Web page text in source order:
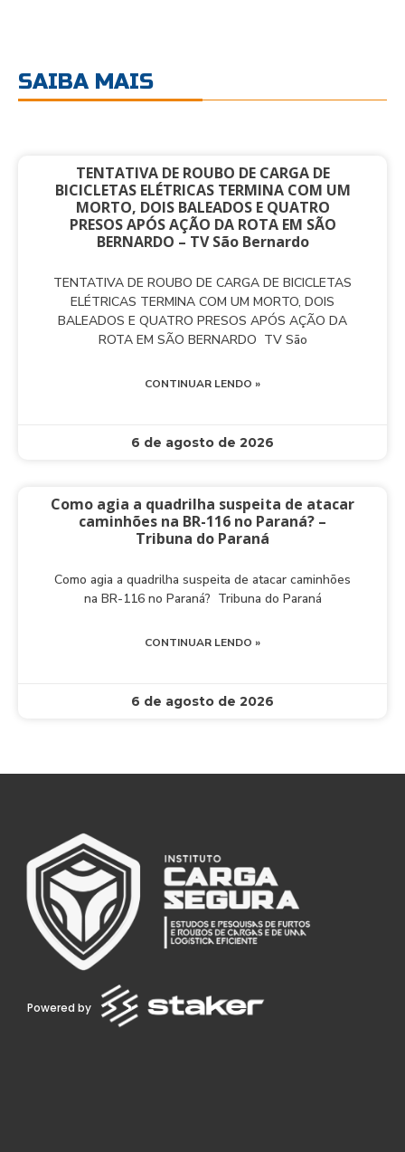
SAIBA MAIS
TENTATIVA DE ROUBO DE CARGA DE
BICICLETAS ELÉTRICAS TERMINA COM UM
MORTO, DOIS BALEADOS E QUATRO
PRESOS APÓS AÇÃO DA ROTA EM SÃO
BERNARDO – TV São Bernardo
TENTATIVA DE ROUBO DE CARGA DE BICICLETAS
ELÉTRICAS TERMINA COM UM MORTO, DOIS
BALEADOS E QUATRO PRESOS APÓS AÇÃO DA
ROTA EM SÃO BERNARDO TV São
CONTINUAR LENDO »
6 de agosto de 2026
Como agia a quadrilha suspeita de atacar
caminhões na BR-116 no Paraná? –
Tribuna do Paraná
Como agia a quadrilha suspeita de atacar caminhões
na BR-116 no Paraná? Tribuna do Paraná
CONTINUAR LENDO »
6 de agosto de 2026
Powered by